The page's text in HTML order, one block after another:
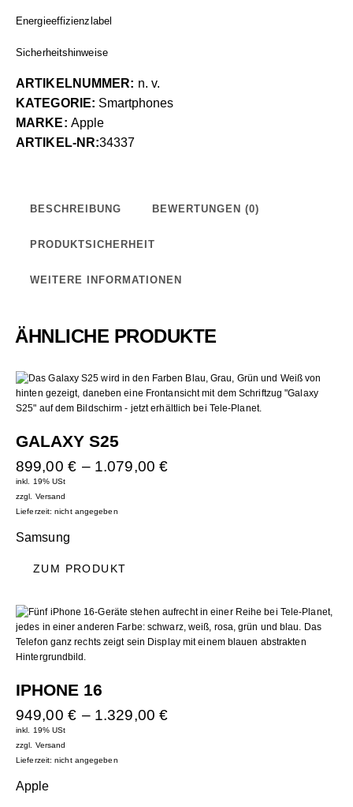
Energieeffizienzlabel
Sicherheitshinweise
ARTIKELNUMMER: n. v.
KATEGORIE: Smartphones
MARKE: Apple
ARTIKEL-NR:34337
BESCHREIBUNG BEWERTUNGEN (0)
PRODUKTSICHERHEIT
WEITERE INFORMATIONEN
ÄHNLICHE PRODUKTE
GALAXY S25
899,00 € – 1.079,00 €
inkl. 19% USt
zzgl. Versand
Lieferzeit: nicht angegeben
Samsung
ZUM PRODUKT
IPHONE 16
949,00 € – 1.329,00 €
inkl. 19% USt
zzgl. Versand
Lieferzeit: nicht angegeben
Apple